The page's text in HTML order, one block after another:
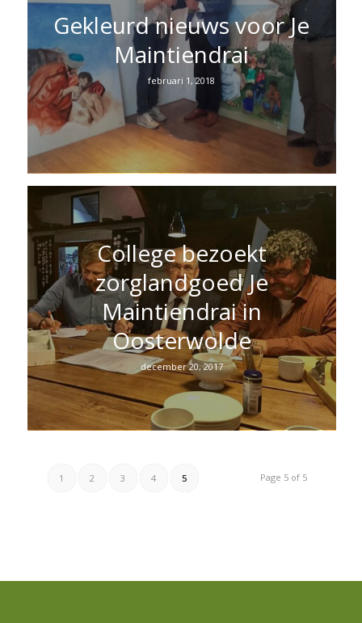
Gekleurd nieuws voor Je
Maintiendrai
februari 1, 2018
College bezoekt
zorglandgoed Je
Maintiendrai in
Oosterwolde
december 20, 2017
Page 5 of 5
1 2 3 4 5